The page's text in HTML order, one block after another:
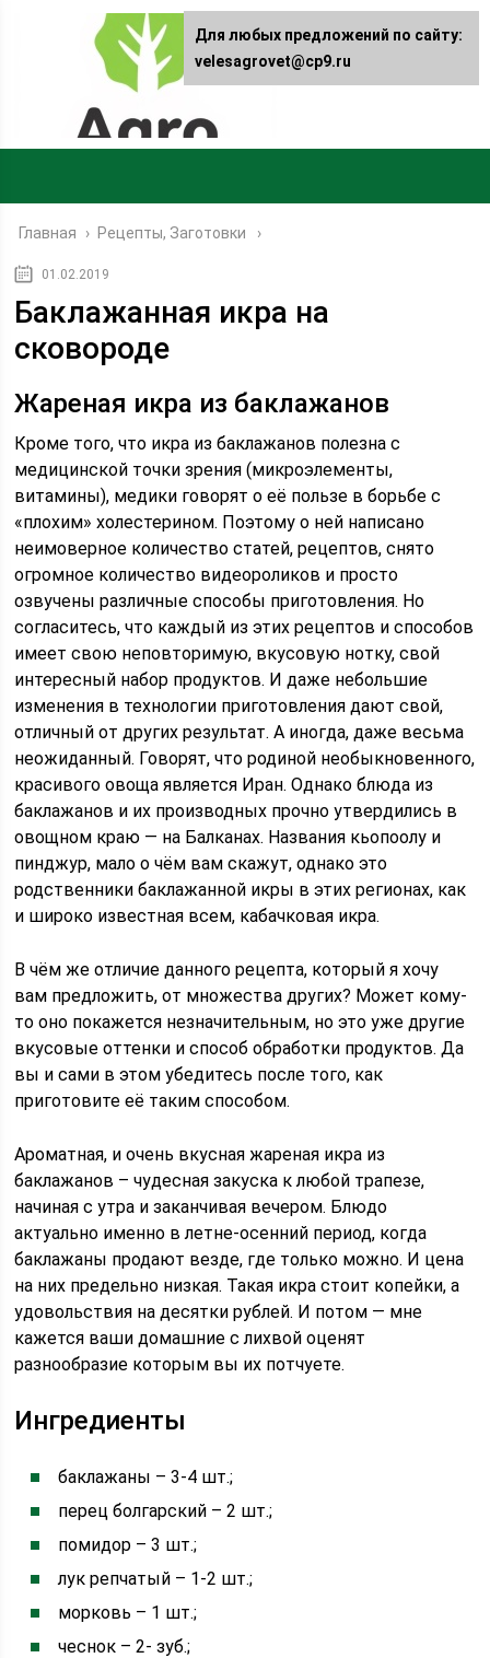
Главная › Рецепты, Заготовки
01.02.2019
Баклажанная икра на
сковороде
Жареная икра из баклажанов
Кроме того, что икра из баклажанов полезна с
медицинской точки зрения (микроэлементы,
витамины), медики говорят о её пользе в борьбе с
«плохим» холестерином. Поэтому о ней написано
неимоверное количество статей, рецептов, снято
огромное количество видеороликов и просто
озвучены различные способы приготовления. Но
согласитесь, что каждый из этих рецептов и способов
имеет свою неповторимую, вкусовую нотку, свой
интересный набор продуктов. И даже небольшие
изменения в технологии приготовления дают свой,
отличный от других результат. А иногда, даже весьма
неожиданный. Говорят, что родиной необыкновенного,
красивого овоща является Иран. Однако блюда из
баклажанов и их производных прочно утвердились в
овощном краю — на Балканах. Названия кьопоолу и
пинджур, мало о чём вам скажут, однако это
родственники баклажанной икры в этих регионах, как
и широко известная всем, кабачковая икра.
В чём же отличие данного рецепта, который я хочу
вам предложить, от множества других? Может кому-
то оно покажется незначительным, но это уже другие
вкусовые оттенки и способ обработки продуктов. Да
вы и сами в этом убедитесь после того, как
приготовите её таким способом.
Ароматная, и очень вкусная жареная икра из
баклажанов – чудесная закуска к любой трапезе,
начиная с утра и заканчивая вечером. Блюдо
актуально именно в летне-осенний период, когда
баклажаны продают везде, где только можно. И цена
на них предельно низкая. Такая икра стоит копейки, а
удовольствия на десятки рублей. И потом — мне
кажется ваши домашние с лихвой оценят
разнообразие которым вы их потчуете.
Ингредиенты
баклажаны – 3-4 шт.;
перец болгарский – 2 шт.;
помидор – 3 шт.;
лук репчатый – 1-2 шт.;
морковь – 1 шт.;
чеснок – 2- зуб.;
Для любых предложений по сайту:
velesagrovet@cp9.ru